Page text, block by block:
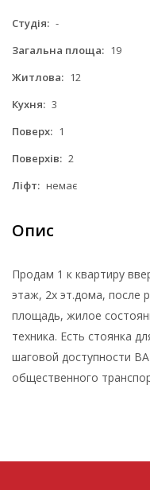
Студія: -
Загальна площа: 19
Житлова: 12
Кухня: 3
Поверх: 1
Поверхів: 2
Ліфт: немає
Опис
Продам 1 к квартиру
этаж, 2х эт.дома, после
площадь, жилое
техника. Есть стоянка
шаговой доступности
общественного